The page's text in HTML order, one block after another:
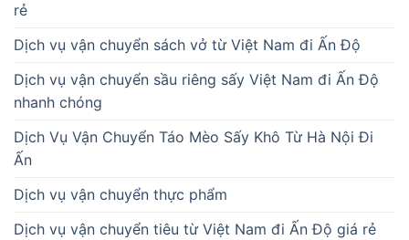
rẻ
Dịch vụ vận chuyển sách vở từ Việt Nam đi Ấn Độ
Dịch vụ vận chuyển sầu riêng sấy Việt Nam đi Ấn Độ
nhanh chóng
Dịch Vụ Vận Chuyển Táo Mèo Sấy Khô Từ Hà Nội Đi
Ấn
Dịch vụ vận chuyển thực phẩm
Dịch vụ vận chuyển tiêu từ Việt Nam đi Ấn Độ giá rẻ